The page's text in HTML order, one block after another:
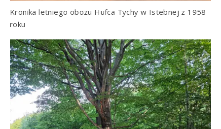
Kronika letniego obozu Hufca Tychy w Istebnej z 1958
roku